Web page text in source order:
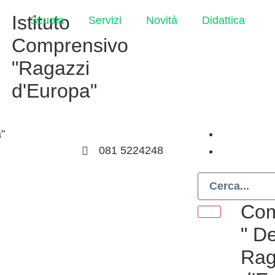
Istituto
Comprensivo
"Ragazzi
d'Europa"
Scuola Servizi Novità Didattica
081 5224248
"